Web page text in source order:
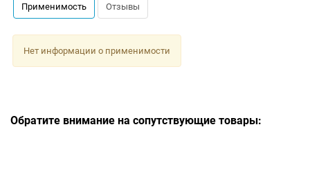
Применимость Отзывы
Нет информации о применимости
Обратите внимание на сопутствующие товары: